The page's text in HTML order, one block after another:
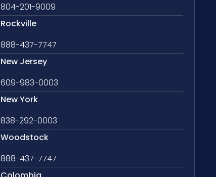
804-201-9009
Rockville
888-437-7747
New Jersey
609-983-0003
New York
838-292-0003
Woodstock
888-437-7747